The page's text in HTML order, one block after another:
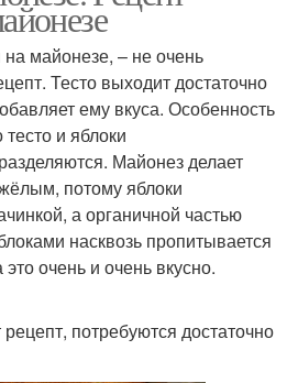
майонезе, – не очень
Тесто выходит достаточно
ему вкуса. Особенность
и яблоки
Майонез делает
потому яблоки
а органичной частью
насквозь пропитывается
очень и очень вкусно.
потребуются достаточно